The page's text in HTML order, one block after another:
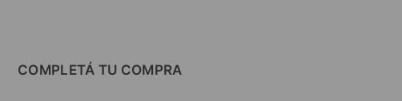
COMPLETÁ TU COMPRA